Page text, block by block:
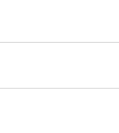
Nordsjön. Fure
framdrift
på 12 tankar.
produkttankers som
från varvet Avic